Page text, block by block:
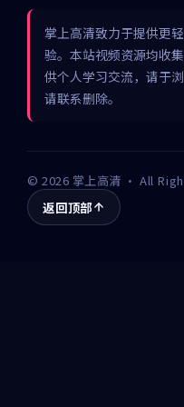
掌上高清致力于提供更
验。本站视频资源均收
供个人学习交流，请于
请联系删除。
©2026 掌上高清 · All
返回顶部